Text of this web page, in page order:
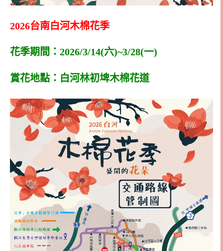
2026台南白河木棉花季
花季期間：2026/3/14(六)~3/28(一)
賞花地點：白河林初埤木棉花道